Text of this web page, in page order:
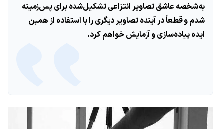
به‌شخصه عاشق تصاویر انتزاعی تشکیل‌شده برای پس‌زمینه
شدم و قطعاً در آینده تصاویر دیگری را با استفاده از همین
ایده پیاده‌سازی و آزمایش خواهم کرد.